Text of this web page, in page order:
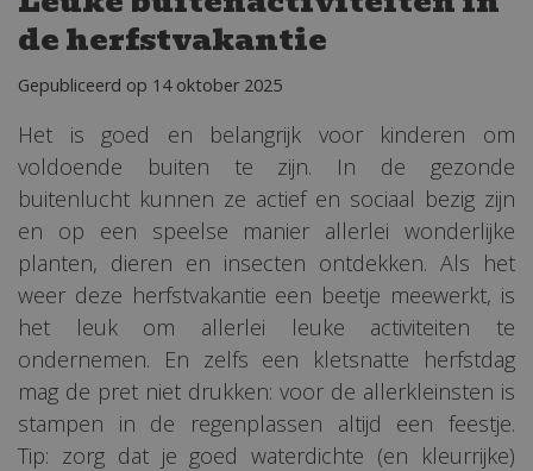
de herfstvakantie
Gepubliceerd op 14 oktober 2025
Het is goed en belangrijk voor kinderen om
voldoende buiten te zijn. In de gezonde
buitenlucht kunnen ze actief en sociaal bezig zijn
en op een speelse manier allerlei wonderlijke
planten, dieren en insecten ontdekken. Als het
weer deze herfstvakantie een beetje meewerkt, is
het leuk om allerlei leuke activiteiten te
ondernemen. En zelfs een kletsnatte herfstdag
mag de pret niet drukken: voor de allerkleinsten is
stampen in de regenplassen altijd een feestje.
Tip: zorg dat je goed waterdichte (en kleurrijke)